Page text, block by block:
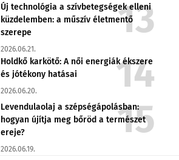
Új technológia a szívbetegségek elleni
küzdelemben: a műszív életmentő
szerepe
2026.06.21.
Holdkő karkötő: A női energiák ékszere
és jótékony hatásai
2026.06.20.
Levendulaolaj a szépségápolásban:
hogyan újítja meg bőröd a természet
ereje?
2026.06.19.